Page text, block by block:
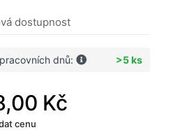
dostupnost
dnů: >5 ks
Kč
cenu